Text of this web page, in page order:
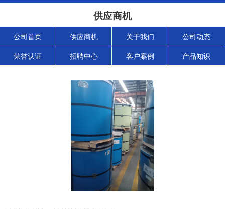
供应商机
公司首页 供应商机 关于我们 公司动态
荣誉认证 招聘中心 客户案例 产品知识